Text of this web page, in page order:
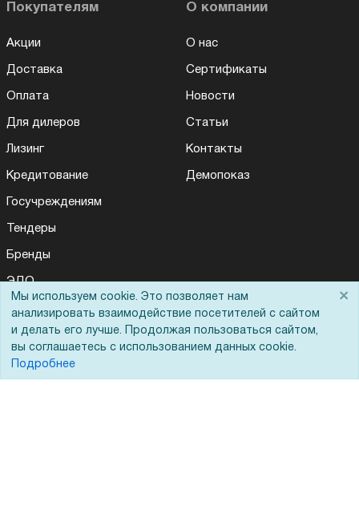
Покупателям
Акции
Доставка
Оплата
Для дилеров
Лизинг
Кредитование
Госучреждениям
Тендеры
Бренды
ЭДО
О компании
О нас
Сертификаты
Новости
Статьи
Контакты
Демопоказ
Мы используем cookie. Это позволяет нам
анализировать взаимодействие посетителей с сайтом
и делать его лучше. Продолжая пользоваться сайтом,
вы соглашаетесь с использованием данных cookie.
Подробнее
×